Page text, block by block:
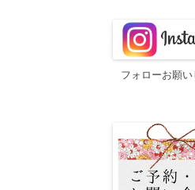
フォローお願い